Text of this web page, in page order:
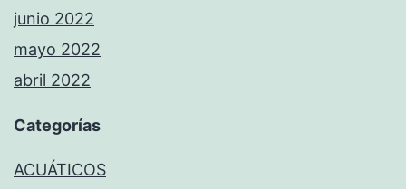
junio 2022
mayo 2022
abril 2022
Categorías
ACUÁTICOS